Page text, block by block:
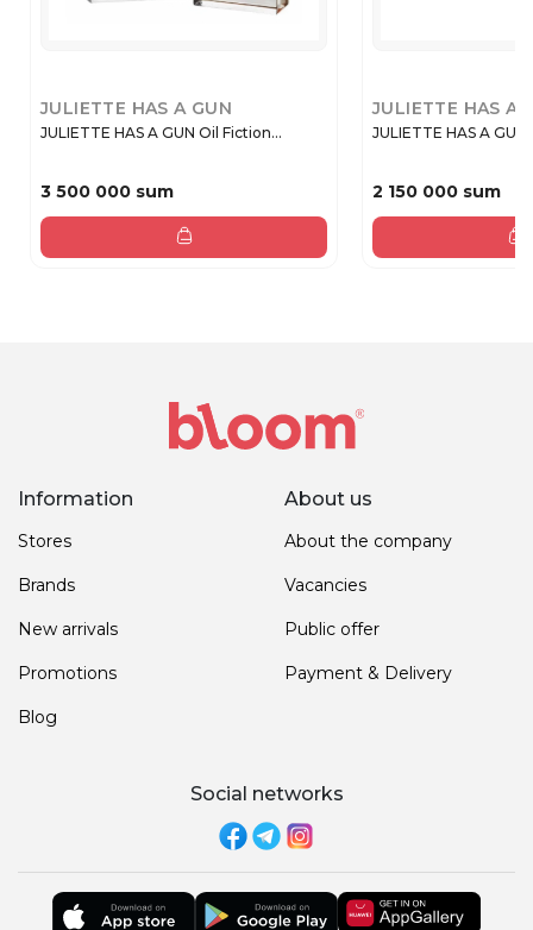
JULIETTE HAS A GUN
JULIETTE HAS A GUN Oil Fiction...
3 500 000 sum
JULIETTE HAS A
JULIETTE HAS A
2 150 000 sum
Information
Stores
Brands
New arrivals
Promotions
Blog
About us
About the company
Vacancies
Public offer
Payment & Delivery
Social networks